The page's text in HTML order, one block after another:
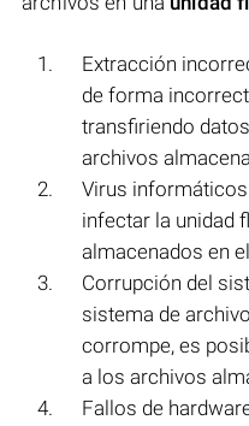
Extracción
de forma
transfiriendo
archivos
Virus
infectar la unidad
almacenados en
Corrupción del
sistema de
corrompe, es
a los archivos
Fallos de